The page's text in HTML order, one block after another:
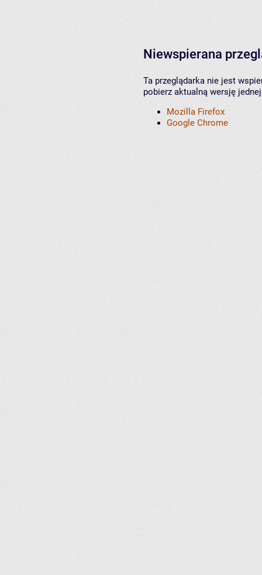
Niewspierana
Ta przeglądarka nie jest
pobierz aktualną wersję
Mozilla Firefox
Google Chrome